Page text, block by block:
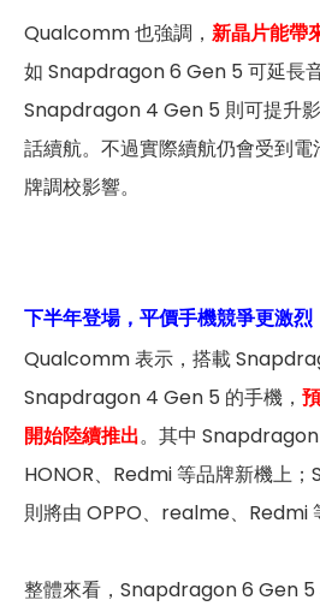
Qualcomm 也強調， 新晶片能帶
如 Snapdragon 6 Gen 5 可延長
Snapdragon 4 Gen 5 則可提升
話續航。不過實際續航仍會受到
牌調校影響。
下半年登場，平價手機競爭更激烈
Qualcomm 表示，搭載
Snapdragon 4 Gen 5 的手機，
開始陸續推出。其中
HONOR、Redmi 等品牌新機上
則將由 OPPO、realme、Redmi
整體來看，Snapdragon 6 Gen 5